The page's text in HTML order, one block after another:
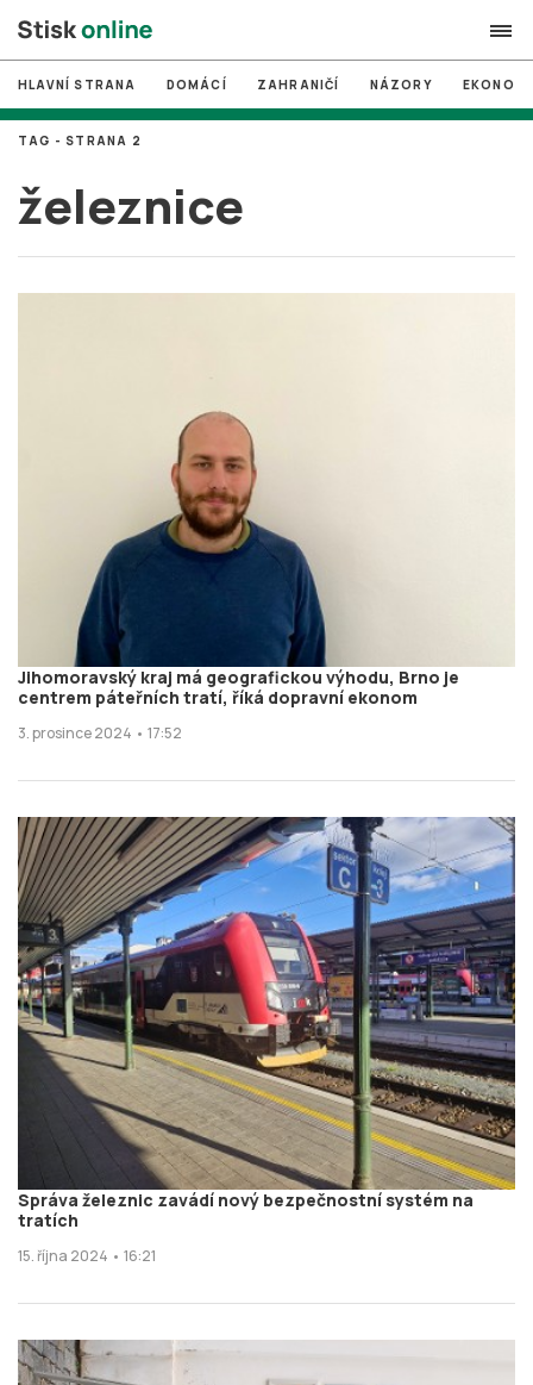
search
# MUNI
# Brno
# volby
HLAVNÍ STRANA DOMÁCÍ ZAHRANIČÍ NÁZORY
železnice
TAG - STRANA 2
Jihomoravský kraj má geografickou výhodu, Brno je
centrem páteřních tratí, říká dopravní ekonom
3. prosince 2024 • 17:52
Správa železnic zavádí nový bezpečnostní systém na
tratích
15. října 2024 • 16:21